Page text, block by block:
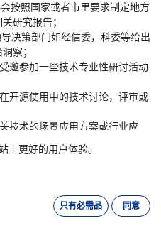
按照国家或者市里要求制定地方
研究报告；
决策部门如经信委，科委等给出
察；
邀参加一些技术专业性研讨活动
开源使用中的技术讨论，评审或
技术的场景应用方案或行业应
组，进行相关技术的前瞻性研
上更好的用户体验。
只有必需品 同意